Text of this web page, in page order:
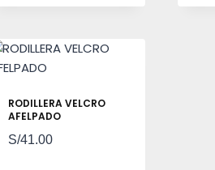
RODILLERA VELCRO
AFELPADO
S/41.00